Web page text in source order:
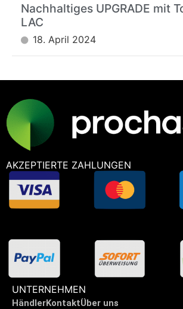
Nachhaltiges UPGRADE mit
LAC
18. April 2024
AKZEPTIERTE ZAHLUNGEN
UNTERNEHMEN
HändlerKontaktÜber uns